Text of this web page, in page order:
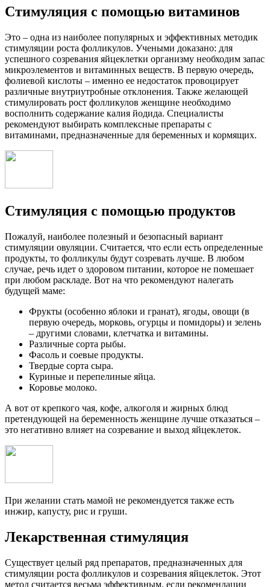
Стимуляция с помощью витаминов
Это – одна из наиболее популярных и эффективных методик
стимуляции роста фолликулов. Учеными доказано: для
успешного созревания яйцеклетки организму необходим запас
микроэлементов и витаминных веществ. В первую очередь,
фолиевой кислоты – именно ее недостаток провоцирует
различные внутриутробные отклонения. Также желающей
стимулировать рост фолликулов женщине необходимо
восполнить содержание калия йодида. Специалисты
рекомендуют выбирать комплексные препараты с
витаминами, предназначенные для беременных и кормящих.
Стимуляция с помощью продуктов
Пожалуй, наиболее полезный и безопасный вариант
стимуляции овуляции. Считается, что если есть определенные
продукты, то фолликулы будут созревать лучше. В любом
случае, речь идет о здоровом питании, которое не помешает
при любом раскладе. Вот на что рекомендуют налегать
будущей маме:
Фрукты (особенно яблоки и гранат), ягоды, овощи (в
первую очередь, морковь, огурцы и помидоры) и зелень
– другими словами, клетчатка и витамины.
Различные сорта рыбы.
Фасоль и соевые продукты.
Твердые сорта сыра.
Куриные и перепелиные яйца.
Коровье молоко.
А вот от крепкого чая, кофе, алкоголя и жирных блюд
претендующей на беременность женщине лучше отказаться –
это негативно влияет на созревание и выход яйцеклеток.
При желании стать мамой не рекомендуется также есть
инжир, капусту, рис и груши.
Лекарственная стимуляция
Существует целый ряд препаратов, предназначенных для
стимуляции роста фолликулов и созревания яйцеклеток. Этот
метод считается весьма эффективным, если рекомендации